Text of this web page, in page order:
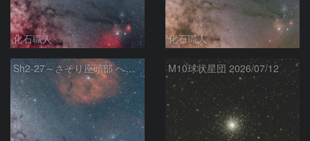
化石職人 化石職人
Sh2-27～さそり座頭部 へびつかい座 さそり座 M10球状星団 2026/07/12